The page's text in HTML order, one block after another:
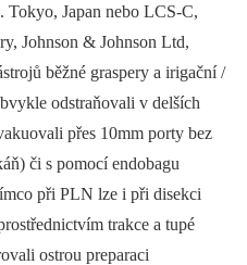
Tokyo, Japan nebo LCS-C,
Johnson & Johnson Ltd,
běžné graspery a irigační /
odstraňovali v delších
přes 10mm porty bez
či s pomocí endobagu
při PLN lze i při disekci
trakce a tupé
ostrou preparaci